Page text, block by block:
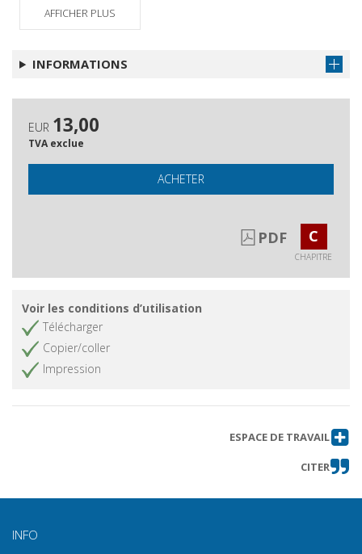
AFFICHER PLUS
INFORMATIONS
EUR 13,00
TVA exclue
ACHETER
PDF C
CHAPITRE
Voir les conditions d’utilisation
Télécharger
Copier/coller
Impression
ESPACE DE TRAVAIL
CITER
INFO